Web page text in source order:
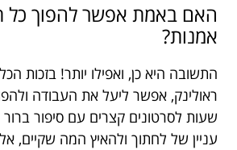
האם באמת אפשר להפוך כל
אמנות?
התשובה היא כן, ואפילו יותר! בזכות
ראולינק, אפשר ליעל את העבודה
שעות לסרטונים קצרים עם סיפור
עניין של לחתוך ולהאיץ המה שקיים,